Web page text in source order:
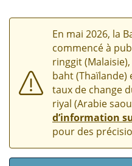
En mai 2026, la
commencé à
ringgit
baht (Thaïlande)
taux de change
riyal (Arabie
d’information
pour des